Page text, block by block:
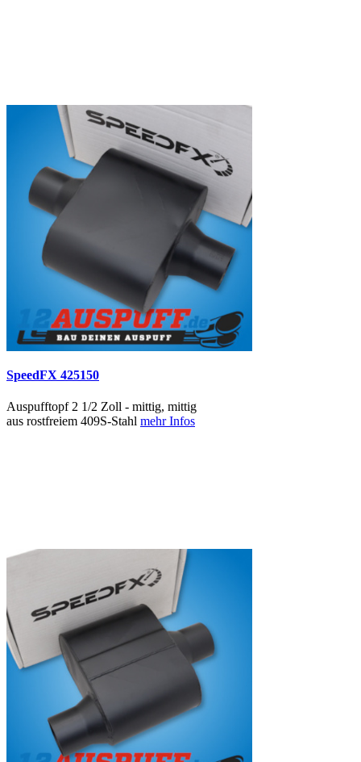
SpeedFX 425150
Auspufftopf 2 1/2 Zoll - mittig, mittig
aus rostfreiem 409S-Stahl mehr Infos